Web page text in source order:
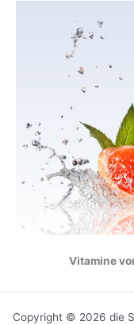
Vitamine
Copyright © 2026 die